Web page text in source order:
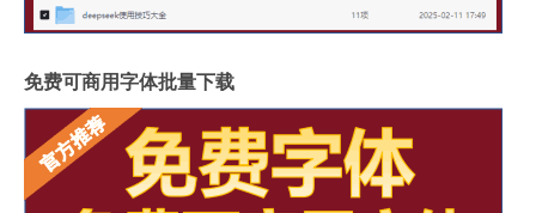
免费可商用字体批量下载